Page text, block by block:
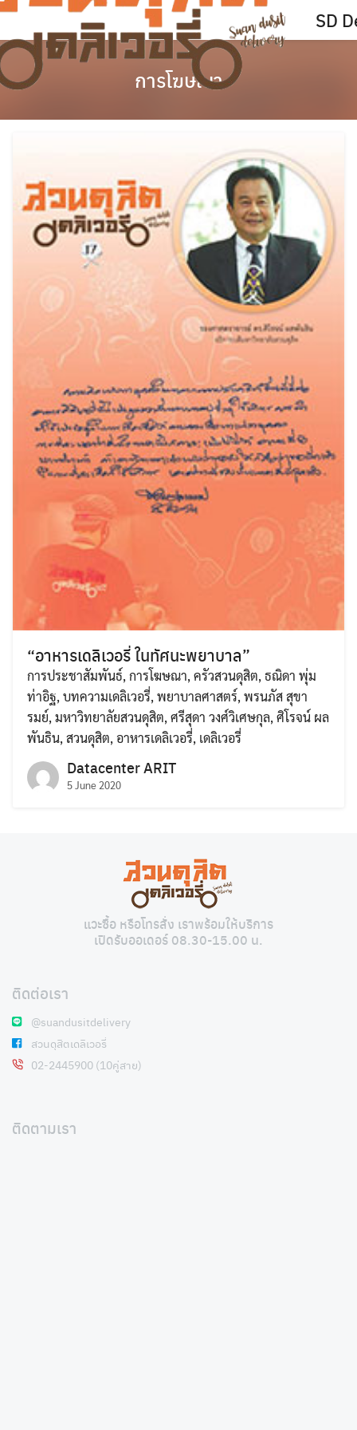
Skip
content
SD
Search
การโฆษณา
“อาหารเดลิเวอรี่ ในทัศนะพยาบาล”
การประชาสัมพันธ์, การโฆษณา, ครัวสวนดุสิต, ธณิดา พุ่ม
ท่าอิฐ, บทความเดลิเวอรี่, พยาบาลศาสตร์, พรนภัส สุขา
รมย์, มหาวิทยาลัยสวนดุสิต, ศรีสุดา วงศ์วิเศษกุล, ศิโรจน์ ผล
พันธิน, สวนดุสิต, อาหารเดลิเวอรี่, เดลิเวอรี่
Datacenter ARIT
5 June 2020
แวะซื้อ หรือโทรสั่ง เราพร้อมให้บริการ
เปิดรับออเดอร์ 08.30-15.00 น.
ติดต่อเรา
@suandusitdelivery
สวนดุสิตเดลิเวอรี่
02-2445900 (10คู่สาย)
ติดตามเรา